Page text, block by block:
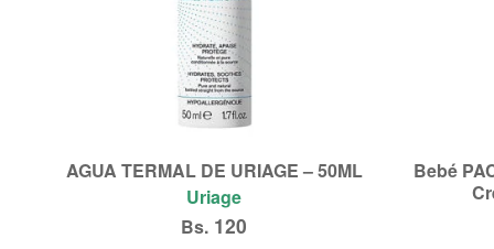
AGUA TERMAL DE URIAGE – 50ML
Uriage
Bs. 120
Bebé